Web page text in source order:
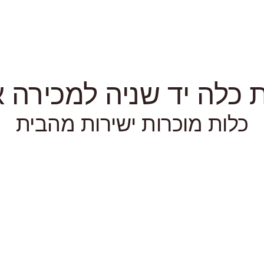
כלה יד שניה למכירה
כלות מוכרות ישירות מהבית